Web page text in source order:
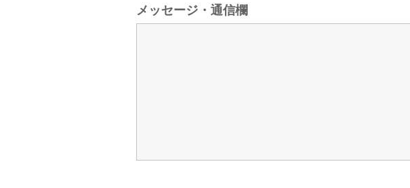
メッセージ・通信欄